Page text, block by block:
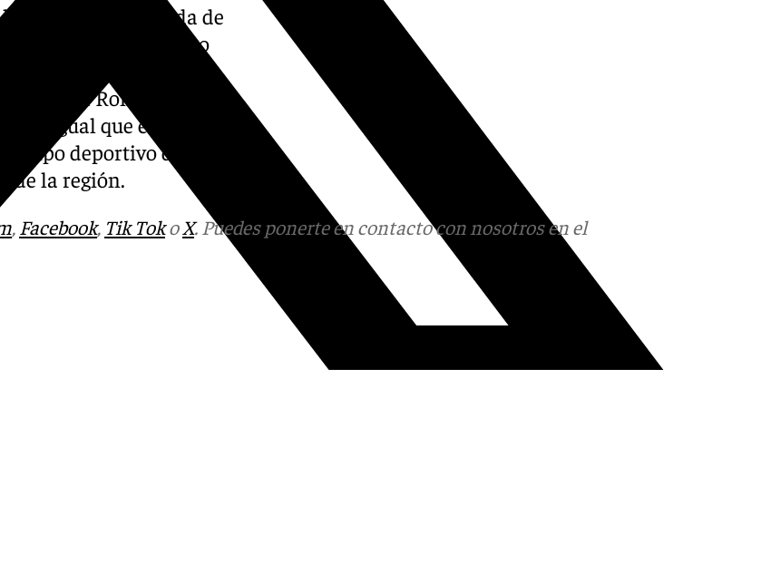
importante década de
al mundo político
los ámbitos de las
Caja Ronda a
, al igual que en el
deportivo de
de la región.
, Facebook, Tik TokoX. Puedes ponerte en contacto con nosotros en el